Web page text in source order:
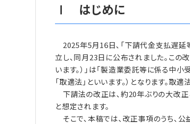
Ⅰ はじめに
2025年5月16日、「下請代金支払遅
立し、同月23日に公布されました。この
います。）」は「製造業委託等に係る中
「取適法」といいます。）となります。取
下請法の改正は、約20年ぶりの大改
と想定されます。
そこで、本稿では、改正事項のうち、